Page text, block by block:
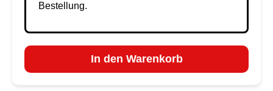
Bestellung.
In den Warenkorb